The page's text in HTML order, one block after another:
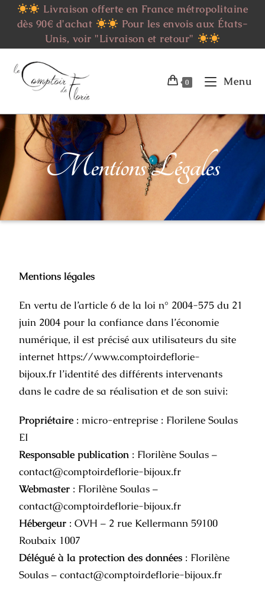
Livraison offerte en France métropolitaine
dès 90€ d'achat
Pour les envois aux États-
Unis, voir "Livraison et retour"
0 Menu
Mentions Légales
Mentions légales
En vertu de l’article 6 de la loi n° 2004-575 du 21
juin 2004 pour la confiance dans l’économie
numérique, il est précisé aux utilisateurs du site
internet https://www.comptoirdeflorie-
bijoux.fr l’identité des différents intervenants
dans le cadre de sa réalisation et de son suivi:
Propriétaire : micro-entreprise : Florilene Soulas
EI
Responsable publication : Florilène Soulas –
contact@comptoirdeflorie-bijoux.fr
Webmaster : Florilène Soulas –
contact@comptoirdeflorie-bijoux.fr
Hébergeur : OVH – 2 rue Kellermann 59100
Roubaix 1007
Délégué à la protection des données : Florilène
Soulas – contact@comptoirdeflorie-bijoux.fr